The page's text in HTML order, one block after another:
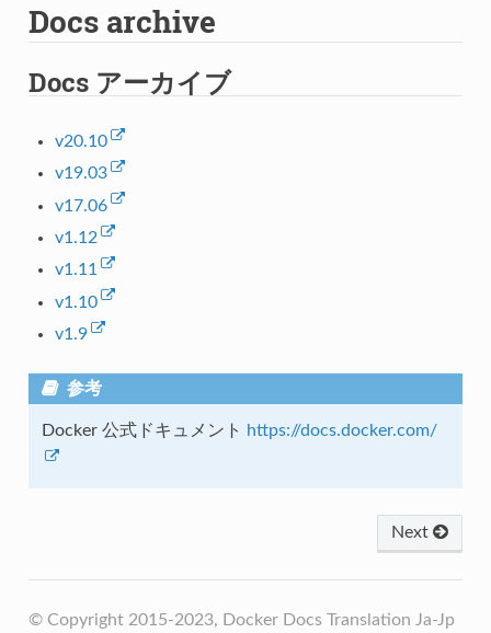
Docs archive
Docs アーカイブ
v20.10
v19.03
v17.06
v1.12
v1.11
v1.10
v1.9
参考
Docker 公式ドキュメント https://docs.docker.com/
Next
© Copyright 2015-2023, Docker Docs Translation Ja-Jp